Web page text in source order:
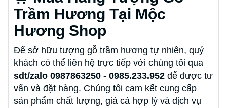
Trầm Hương Tại Mộc
Hương Shop
Để sở hữu tượng gỗ trầm hương tự nhiên, quý
khách có thể liên hệ trực tiếp với chúng tôi qua
sdt/zalo 0987863250 - 0985.233.952 để được tư
vấn và đặt hàng. Chúng tôi cam kết cung cấp
sản phẩm chất lượng, giá cả hợp lý và dịch vụ